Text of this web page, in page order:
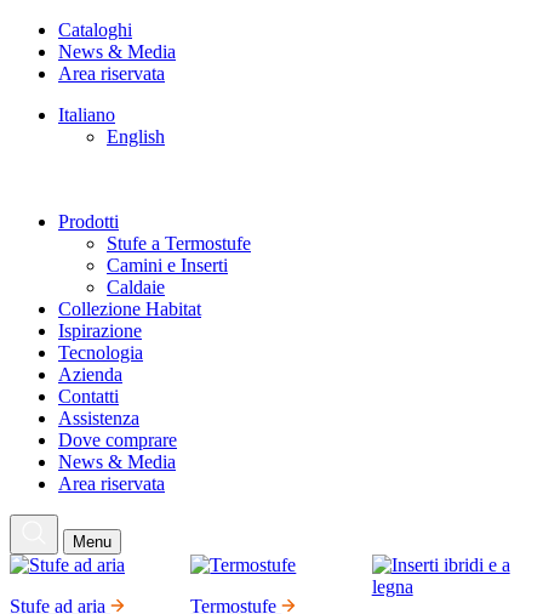
Cataloghi
News & Media
Area riservata
Italiano
English
Prodotti
Stufe a Termostufe
Camini e Inserti
Caldaie
Collezione Habitat
Ispirazione
Tecnologia
Azienda
Contatti
Assistenza
Dove comprare
News & Media
Area riservata
Menu
Stufe ad aria
Termostufe